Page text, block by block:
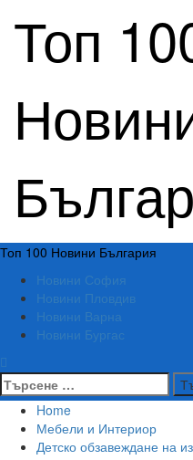
Топ
Primary
Топ 100 Новини България
Новини София
Новини Пловдив
Новини Варна
Новини Бургас
Търсене
за:
Home
Мебели и Интериор
Детско обзавеждане на